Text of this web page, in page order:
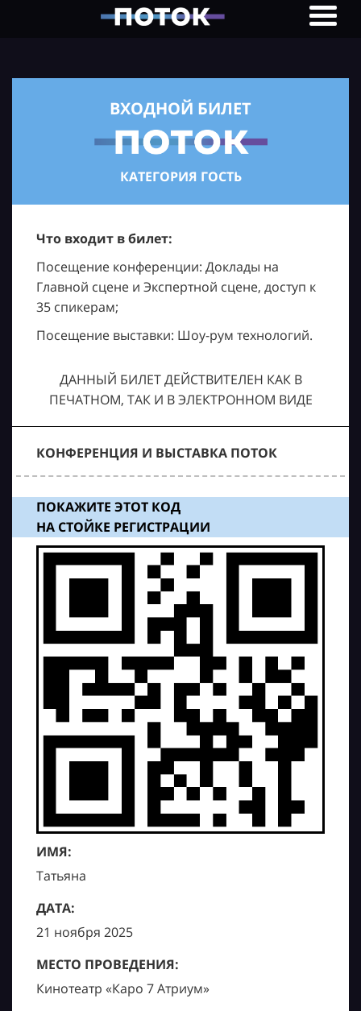
ВХОДНОЙ БИЛЕТ
КАТЕГОРИЯ ГОСТЬ
Что входит в билет:
Посещение конференции: Доклады на
Главной сцене и Экспертной сцене, доступ к
35 спикерам;
Посещение выставки: Шоу-рум технологий.
ДАННЫЙ БИЛЕТ ДЕЙСТВИТЕЛЕН КАК В
ПЕЧАТНОМ, ТАК И В ЭЛЕКТРОННОМ ВИДЕ
КОНФЕРЕНЦИЯ И ВЫСТАВКА ПОТОК
ПОКАЖИТЕ ЭТОТ КОД
НА СТОЙКЕ РЕГИСТРАЦИИ
ИМЯ:
Татьяна
ДАТА:
21 ноября 2025
МЕСТО ПРОВЕДЕНИЯ:
Кинотеатр «Каро 7 Атриум»